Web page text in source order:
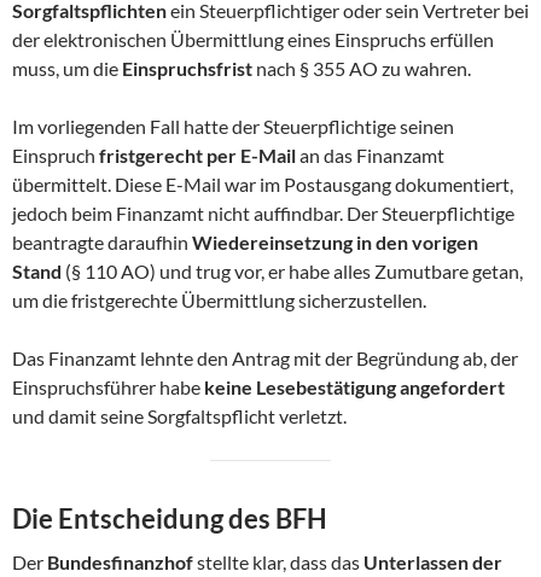
Sorgfaltspflichtenein Steuerpflichtiger oder sein Vertreter bei
der elektronischen Übermittlung eines Einspruchs erfüllen
muss, um die Einspruchsfrist nach § 355 AO zu wahren.
Im vorliegenden Fall hatte der Steuerpflichtige seinen
Einspruch fristgerecht per E-Mailan das Finanzamt
übermittelt. Diese E-Mail war im Postausgang dokumentiert,
jedoch beim Finanzamt nicht auffindbar. Der Steuerpflichtige
beantragte daraufhin Wiedereinsetzung in den vorigen
Stand (§ 110 AO) und trug vor, er habe alles Zumutbare getan,
um die fristgerechte Übermittlung sicherzustellen.
Das Finanzamt lehnte den Antrag mit der Begründung ab, der
Einspruchsführer habe keine Lesebestätigung angefordert
und damit seine Sorgfaltspflicht verletzt.
Die Entscheidung des BFH
Der Bundesfinanzhofstellte klar, dass das Unterlassen der